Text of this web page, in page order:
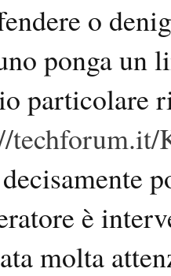
o
ponga un
particolare
techforum.it/
è
molta